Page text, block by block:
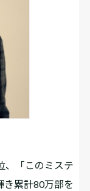
、「このミステ
き累計80万部を